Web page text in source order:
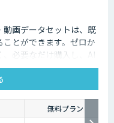
動画データセットは、既
とができます。ゼロか
、必要なだけ購入し、AI
無料プラン